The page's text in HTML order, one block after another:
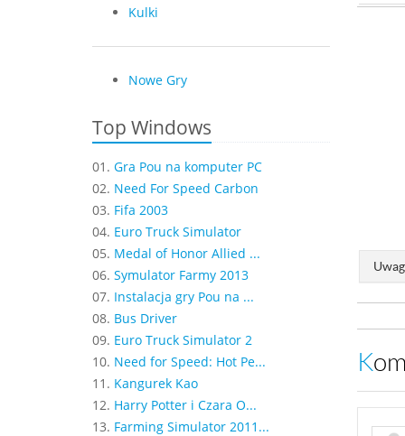
Kulki
Nowe Gry
Top Windows
01. Gra Pou na komputer PC
02. Need For Speed Carbon
03. Fifa 2003
04. Euro Truck Simulator
05. Medal of Honor Allied ...
06. Symulator Farmy 2013
07. Instalacja gry Pou na ...
08. Bus Driver
09. Euro Truck Simulator 2
10. Need for Speed: Hot Pe...
11. Kangurek Kao
12. Harry Potter i Czara O...
13. Farming Simulator 2011...